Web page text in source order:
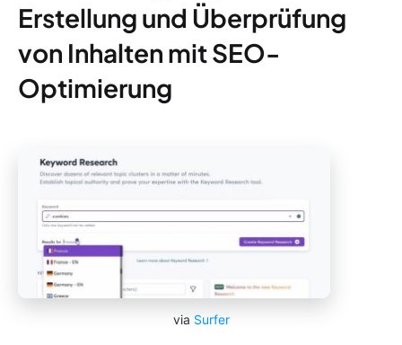
Erstellung und Überprüfung
von Inhalten mit SEO-
Optimierung
via Surfer